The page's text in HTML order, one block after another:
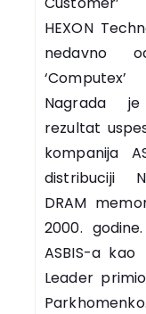
HEXON
nedavno
Nagrada
rezultat
kompanija
distribuciji
DRAM
2000.
ASBIS-a
Leader